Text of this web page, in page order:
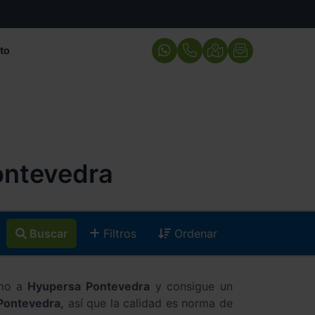
Buscar Filtros Ordenar
a Hyupersa Pontevedra y consigue un
así que la calidad es norma de